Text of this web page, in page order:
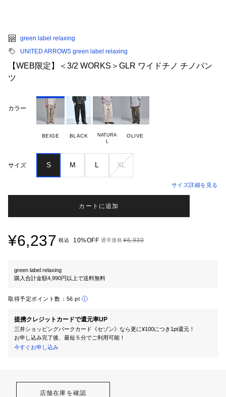
green label relaxing
UNITED ARROWS green label relaxing
【WEB限定】＜3/2 WORKS＞GLR ワイドチノ チノパン
ツ
カラー
BEIGE BLACK
NATURA
OLIVE
サイズ S M L XL
サイズ詳細を見る
カートに追加
¥6,237 税込 10%OFF 通常価格¥6,930
green label relaxing
購入合計金額4,990円以上で送料無料
取得予定ポイント数： 56 pt
提携クレジットカードで還元率UP
三井ショッピングパークカード《セゾン》なら更に¥100につき1pt還元！
お申し込み完了後、最短５分でご利用可能！
今すぐお申し込み
店舗在庫を確認